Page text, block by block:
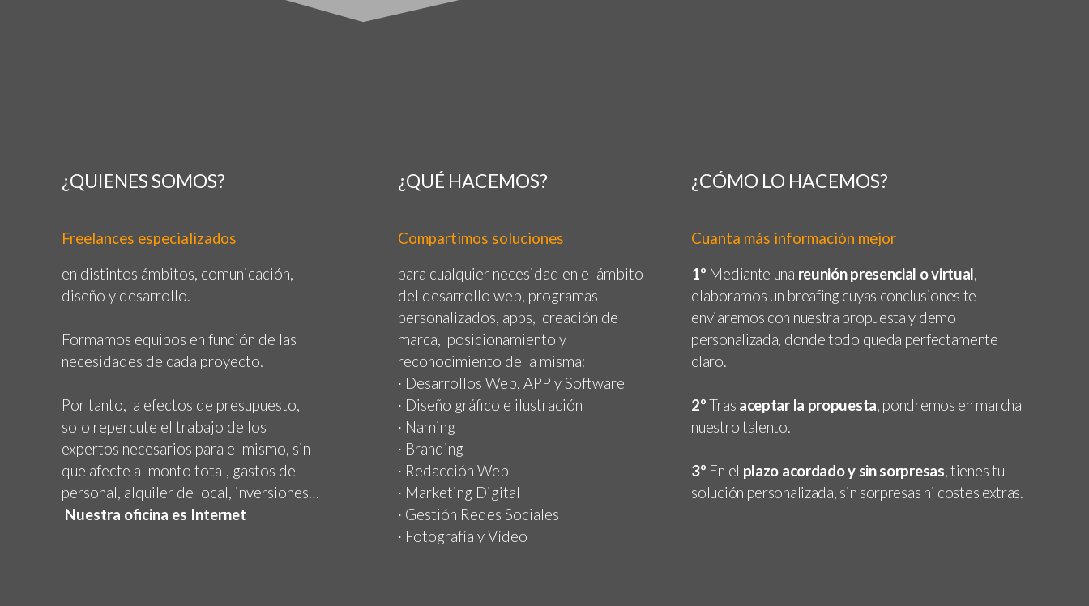
¿QUIENES SOMOS?
Freelances especializados
en distintos ámbitos, comunicación,
diseño y desarrollo.
Formamos equipos en función de las
necesidades de cada proyecto.
Por tanto, a efectos de presupuesto,
solo repercute el trabajo de los
expertos necesarios para el mismo, sin
que afecte al monto total, gastos de
personal, alquiler de local, inversiones…
Nuestra oficina es Internet
¿QUÉ HACEMOS?
Compartimos soluciones
para cualquier necesidad en el ámbito
del desarrollo web, programas
personalizados, apps, creación de
marca, posicionamiento y
reconocimiento de la misma:
· Desarrollos Web, APP y Software
· Diseño gráfico e ilustración
· Naming
· Branding
· Redacción Web
· Marketing Digital
· Gestión Redes Sociales
· Fotografía y Vídeo
¿CÓMO LO HACEMOS?
Cuanta más información mejor
1º Mediante una reunión presencial o virtual,
elaboramos un breafing cuyas conclusiones te
enviaremos con nuestra propuesta y demo
personalizada, donde todo queda perfectamente
claro.
2ºTras aceptar la propuesta, pondremos en marcha
nuestro talento.
3º En el plazo acordado y sin sorpresas, tienes tu
solución personalizada, sin sorpresas ni costes extras.